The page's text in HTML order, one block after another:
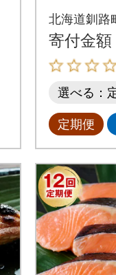
半身
パック
北海道釧路
寄付金額
選べる：
定期便